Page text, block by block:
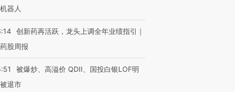
器人
创新药再活跃，龙头上调全年业绩指引｜
股周报
被爆炒、高溢价 QDII、国投白银LOF明
退市